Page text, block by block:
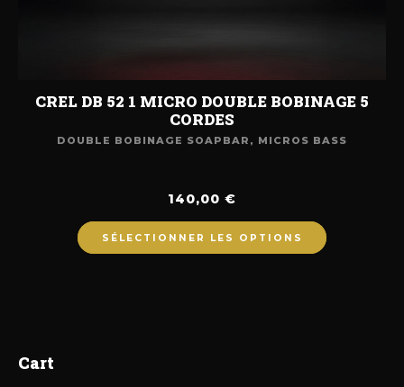
CREL DB 52 1 MICRO DOUBLE BOBINAGE 5
CORDES
DOUBLE BOBINAGE SOAPBAR , MICROS BASS
140,00 €
SÉLECTIONNER LES OPTIONS
Cart